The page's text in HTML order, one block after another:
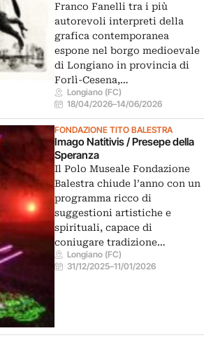
Franco Fanelli tra i più
autorevoli interpreti della
grafica contemporanea
espone nel borgo medioevale
di Longiano in provincia di
Forlì-Cesena,…
Longiano (FC)
18/04/2026–14/06/2026
FONDAZIONE TITO BALESTRA
Imago Natitivis / Presepe della
Speranza
Il Polo Museale Fondazione
Balestra chiude l’anno con un
programma ricco di
suggestioni artistiche e
spirituali, capace di
coniugare tradizione…
Longiano (FC)
31/12/2025–11/01/2026